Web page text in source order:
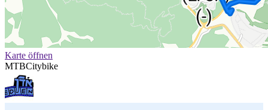
Karte öffnen
MTBCitybike